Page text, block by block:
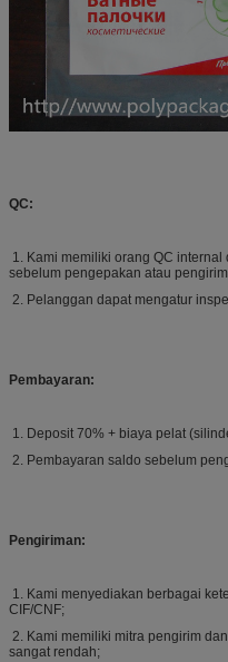
QC:
1. Kami memiliki orang QC
sebelum pengepakan atau
2. Pelanggan dapat mengatur
Pembayaran:
1. Deposit 70% + biaya pelat
2. Pembayaran saldo sebelum
Pengiriman:
1. Kami menyediakan berbagai
CIF/CNF;
2. Kami memiliki mitra pengirim
sangat rendah;